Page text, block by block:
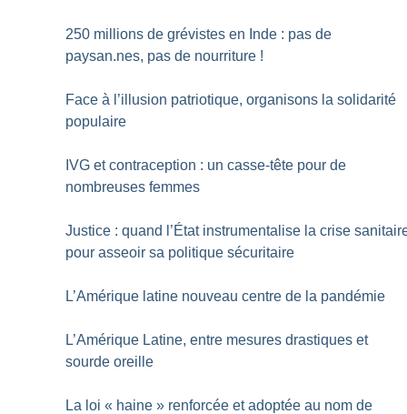
250 millions de grévistes en Inde : pas de
paysan.nes, pas de nourriture !
Face à l’illusion patriotique, organisons la solidarité
populaire
IVG et contraception : un casse-tête pour de
nombreuses femmes
Justice : quand l’État instrumentalise la crise
pour asseoir sa politique sécuritaire
L’Amérique latine nouveau centre de la pandémie
L’Amérique Latine, entre mesures drastiques et
sourde oreille
La loi « haine » renforcée et adoptée au nom de